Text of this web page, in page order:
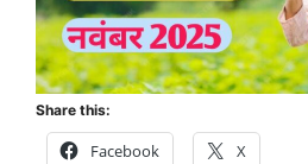
Share this:
Facebook X